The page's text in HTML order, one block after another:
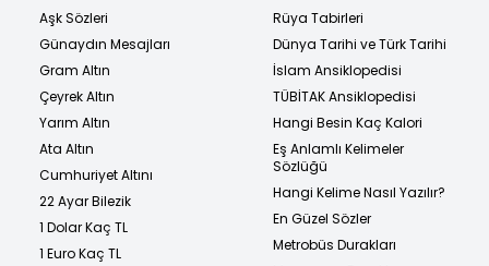
Aşk Sözleri
Günaydın Mesajları
Gram Altın
Çeyrek Altın
Yarım Altın
Ata Altın
Cumhuriyet Altını
22 Ayar Bilezik
1 Dolar Kaç TL
1 Euro Kaç TL
Rüya Tabirleri
Dünya Tarihi ve Türk Tarihi
İslam Ansiklopedisi
TÜBİTAK Ansiklopedisi
Hangi Besin Kaç Kalori
Eş Anlamlı Kelimeler
Sözlüğü
Hangi Kelime Nasıl Yazılır?
En Güzel Sözler
Metrobüs Durakları